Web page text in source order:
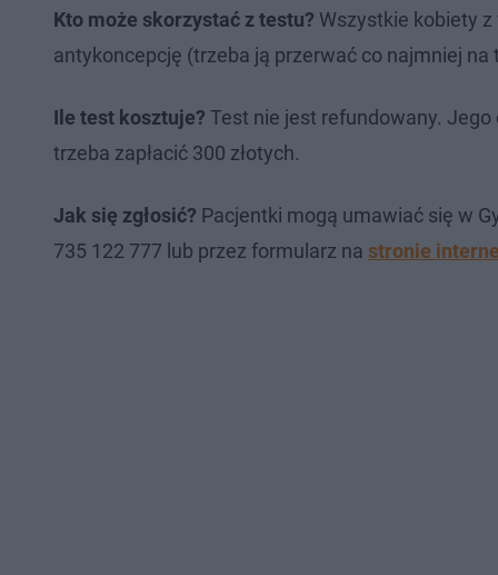
Kto może skorzystać z testu? Wszystkie kobiety
antykoncepcję (trzeba ją przerwać co najmniej
Ile test kosztuje? Test nie jest refundowany.
trzeba zapłacić 300 złotych.
Jak się zgłosić? Pacjentki mogą umawiać się w
735 122 777 lub przez formularz na stronie